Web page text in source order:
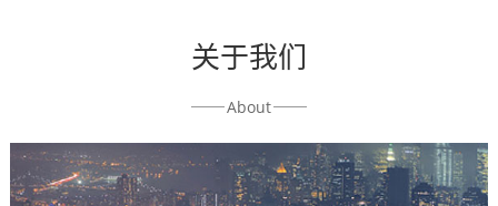
关于我们
About